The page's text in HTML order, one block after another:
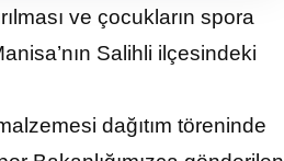
ve çocukların spora
Salihli ilçesindeki
dağıtım töreninde